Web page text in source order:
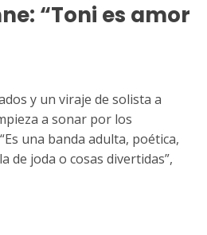
“Toni es amor
y un viraje de solista a
a sonar por los
una banda adulta, poética,
de joda o cosas divertidas”,